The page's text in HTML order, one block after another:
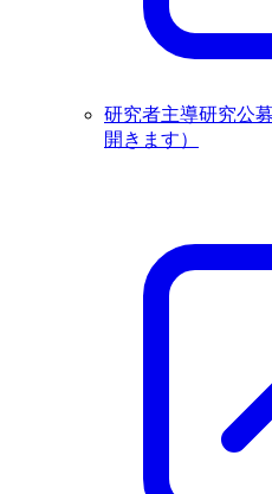
研究者主導研究公
開きます）